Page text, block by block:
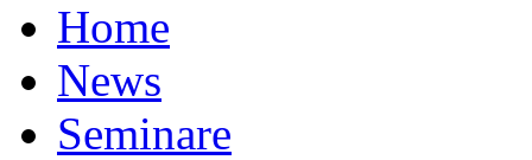
Home
News
Seminare